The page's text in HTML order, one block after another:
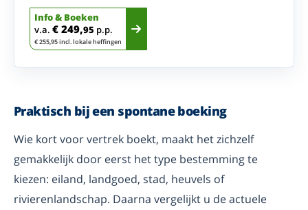
Info & Boeken
v.a. € 249,95 p.p.
€ 255,95 incl. lokale heffingen
Praktisch bij een spontane boeking
Wie kort voor vertrek boekt, maakt het zichzelf
gemakkelijk door eerst het type bestemming te
kiezen: eiland, landgoed, stad, heuvels of
rivierenlandschap. Daarna vergelijkt u de actuele